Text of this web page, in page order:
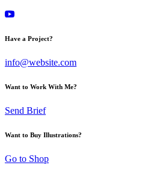
Have a Project?
info@website.com
Want to Work With Me?
Send Brief
Want to Buy Illustrations?
Go to Shop